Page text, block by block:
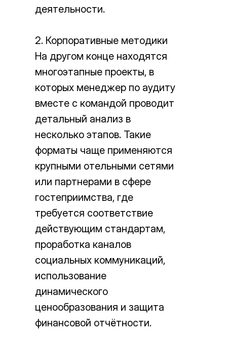
деятельности.
2. Корпоративные методики
На другом конце находятся
многоэтапные проекты, в
которых менеджер по аудиту
вместе с командой проводит
детальный анализ в
несколько этапов. Такие
форматы чаще применяются
крупными отельными сетями
или партнерами в сфере
гостеприимства, где
требуется соответствие
действующим стандартам,
проработка каналов
социальных коммуникаций,
использование
динамического
ценообразования и защита
финансовой отчётности.